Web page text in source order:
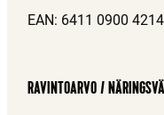
EAN: 6411 0900
RAVINTOARVO /